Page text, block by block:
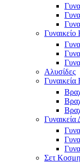
Αλυσίδες
Γυναικεία
Γυναικεία
Σετ